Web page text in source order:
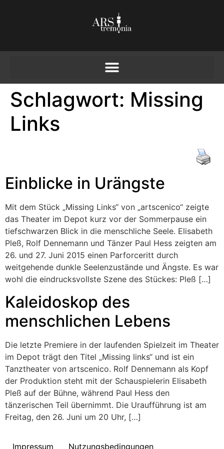
Schlagwort: Missing
Links
Einblicke in Urängste
Mit dem Stück „Missing Links“ von „artscenico“ zeigte
das Theater im Depot kurz vor der Sommerpause ein
tiefschwarzen Blick in die menschliche Seele. Elisabeth
Pleß, Rolf Dennemann und Tänzer Paul Hess zeigten am
26. und 27. Juni 2015 einen Parforceritt durch
weitgehende dunkle Seelenzustände und Ängste. Es war
wohl die eindrucksvollste Szene des Stückes: Pleß […]
Kaleidoskop des
menschlichen Lebens
Die letzte Premiere in der laufenden Spielzeit im Theater
im Depot trägt den Titel „Missing links“ und ist ein
Tanztheater von artscenico. Rolf Dennemann als Kopf
der Produktion steht mit der Schauspielerin Elisabeth
Pleß auf der Bühne, während Paul Hess den
tänzerischen Teil übernimmt. Die Uraufführung ist am
Freitag, den 26. Juni um 20 Uhr, […]
Impressum Nutzungsbedingungen